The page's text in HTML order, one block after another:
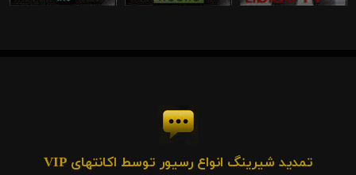
تمدید شیرینگ انواع رسیور توسط اکانتهای VIP